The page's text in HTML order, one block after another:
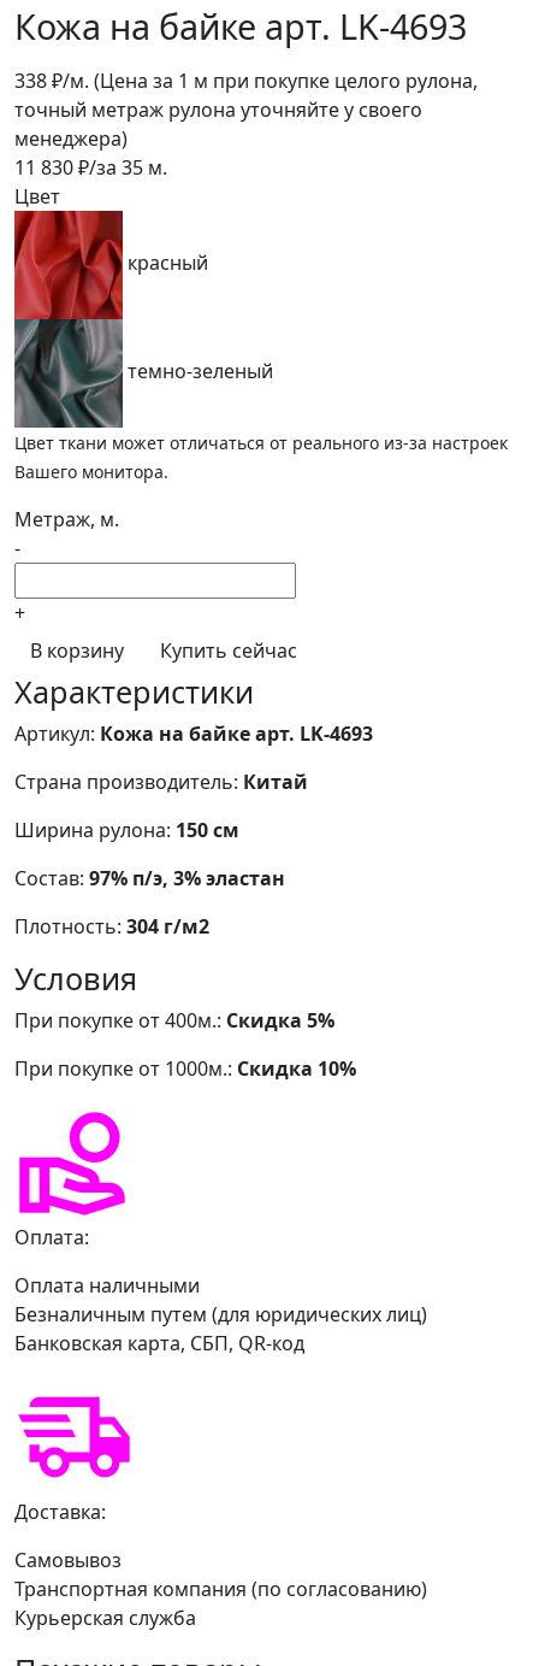
Кожа на байке арт. LK-4693
338₽/м. (Цена за 1 м при покупке целого рулона,
точный метраж рулона уточняйте у своего
менеджера)
11 830₽/за 35 м.
Цвет
красный
темно-зеленый
Цвет ткани может отличаться от реального из-за настроек
Вашего монитора.
Метраж, м.
-
+
В корзину
Купить сейчас
Характеристики
Артикул: Кожа на байке арт. LK-4693
Страна производитель: Китай
Ширина рулона: 150 см
Состав: 97% п/э, 3% эластан
Плотность: 304 г/м2
Условия
При покупке от 400м.: Скидка 5%
При покупке от 1000м.: Скидка 10%
Оплата:
Оплата наличными
Безналичным путем (для юридических лиц)
Банковская карта, СБП, QR-код
Доставка:
Самовывоз
Транспортная компания (по согласованию)
Курьерская служба